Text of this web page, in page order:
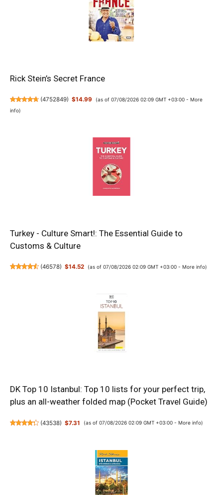
Rick Stein’s Secret France
(4752849) $14.99 (as of 07/08/2026 02:09 GMT +03:00 - More
info)
Turkey - Culture Smart!: The Essential Guide to
Customs & Culture
(46578) $14.52 (as of 07/08/2026 02:09 GMT +03:00 - More info)
DK Top 10 Istanbul: Top 10 lists for your perfect trip,
plus an all-weather folded map (Pocket Travel Guide)
(43538) $7.31 (as of 07/08/2026 02:09 GMT +03:00 - More info)